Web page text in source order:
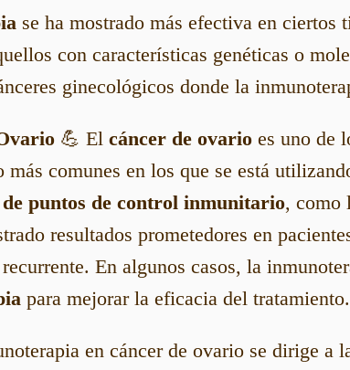
se ha mostrado más efectiva en ciertos
con características genéticas o
ginecológicos donde la
💪 El cáncer de ovario es uno de
más comunes en los que se está
puntos de control inmunitario, como
resultados prometedores en
En algunos casos, la
para mejorar la eficacia del tratamiento.
en cáncer de ovario se dirige a